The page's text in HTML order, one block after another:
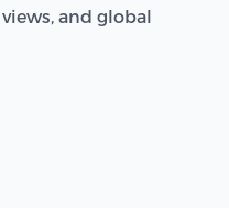
and global